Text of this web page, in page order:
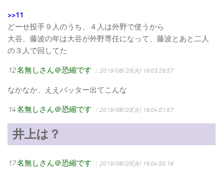
>>11
どーせ投手９人のうち、４人は外野で使うから
大谷、藤波の年は大谷が外野専任になって、藤波とあと二人
の３人で回してた
12名無しさん＠恐縮です ：2019/08/20(火) 16:03:29.57
なかなか、ええバッター出てこんな
14名無しさん＠恐縮です ：2019/08/20(火) 16:04:01.67
井上は？
17名無しさん＠恐縮です ：2019/08/20(火) 16:04:55.19